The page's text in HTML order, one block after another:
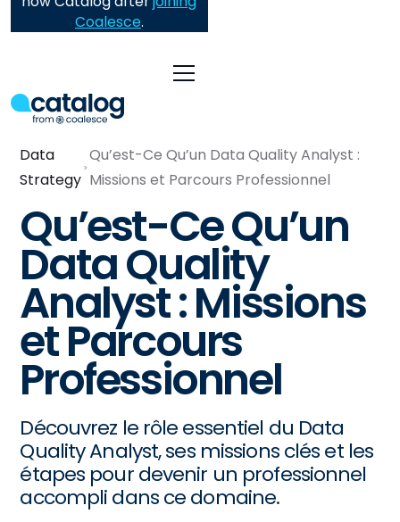
Coalesce.
Data
Strategy
Qu’est-Ce Qu’un Data Quality Analyst :
Missions et Parcours Professionnel
Qu’est-Ce Qu’un
Data Quality
Analyst : Missions
et Parcours
Professionnel
Découvrez le rôle essentiel du Data
Quality Analyst, ses missions clés et les
étapes pour devenir un professionnel
accompli dans ce domaine.